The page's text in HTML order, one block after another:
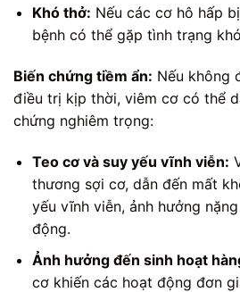
Khó thở: Nếu các cơ hô hấp
bệnh có thể gặp tình trạng
Biến chứng tiềm ẩn: Nếu không
điều trị kịp thời, viêm cơ có thể
chứng nghiêm trọng:
Teo cơ và suy yếu vĩnh viễn:
thương sợi cơ, dẫn đến mất
yếu vĩnh viễn, ảnh hưởng
động.
Ảnh hưởng đến sinh hoạt
cơ khiến các hoạt động đơn